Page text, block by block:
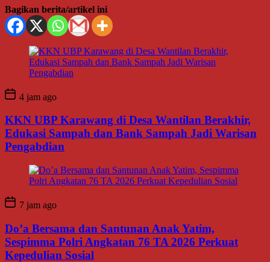
Bagikan berita/artikel ini
4 jam ago
KKN UBP Karawang di Desa Wantilan Berakhir,
Edukasi Sampah dan Bank Sampah Jadi Warisan
Pengabdian
7 jam ago
Do’a Bersama dan Santunan Anak Yatim,
Sespimma Polri Angkatan 76 TA 2026 Perkuat
Kepedulian Sosial